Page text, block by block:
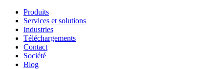
Produits
Services et solutions
Industries
Téléchargements
Contact
Société
Blog